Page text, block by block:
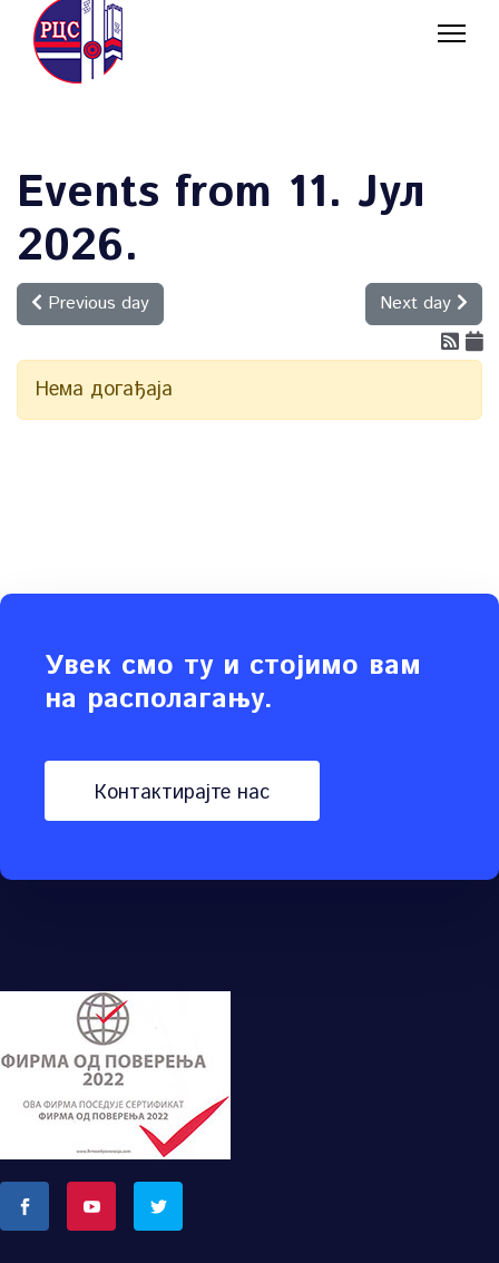
Events from 11. Јул
2026.
Previous day Next day
Нема догађаја
Увек смо ту и стојимо вам
на располагању.
контактирајте нас